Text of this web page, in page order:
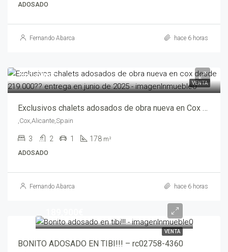
ADOSADO
Fernando Abarca hace 6 horas
VENTA
219,000€
Exclusivos chalets adosados de obra nueva en Cox desde 219.000?? Entrega en junio de 2025 – mv205024-2469
,Cox,Alicante,Spain
3 2 1 178 m²
ADOSADO
Fernando Abarca hace 6 horas
VENTA
BONITO ADOSADO EN TIBI!!! – rc02758-4360